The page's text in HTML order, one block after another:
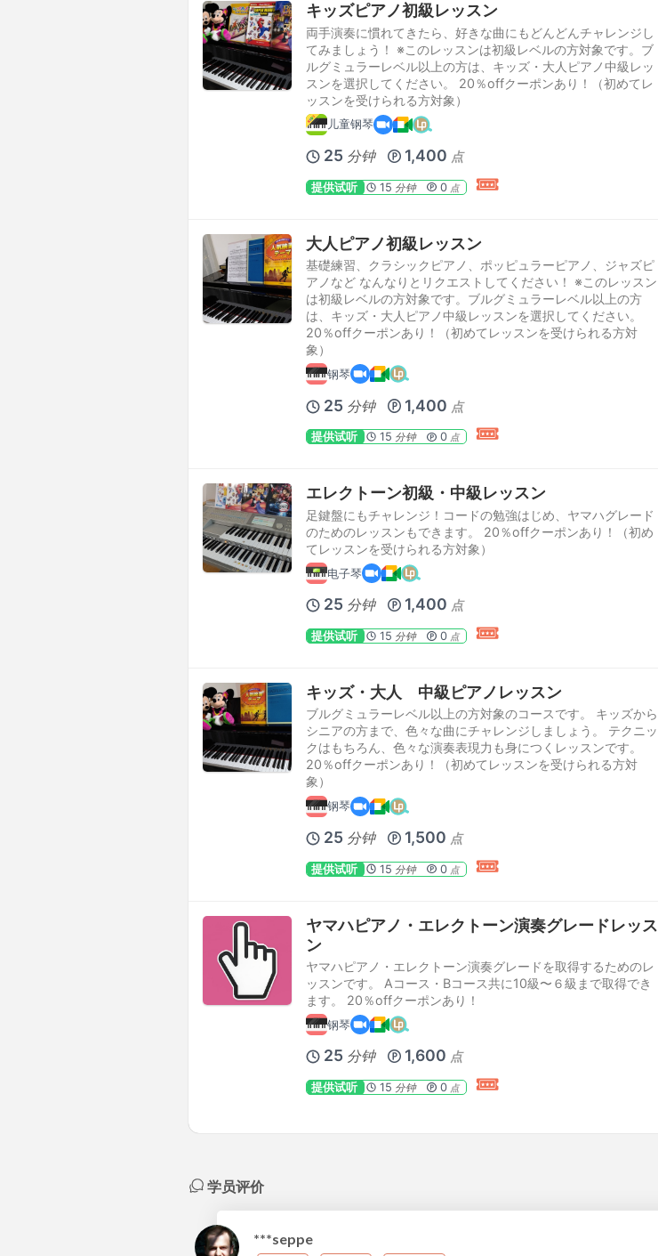
キッズピアノ初級レッスン
両手演奏に慣れてきたら、好きな曲にもどんどんチャレンジし
てみましょう！ ※このレッスンは初級レベルの方対象です。ブ
ルグミュラーレベル以上の方は、キッズ・大人ピアノ中級レッ
スンを選択してください。 20％offクーポンあり！（初めてレ
ッスンを受けられる方対象）
儿童钢琴
25 分钟 1,400 点
提供试听 15 分钟 0点
大人ピアノ初級レッスン
基礎練習、クラシックピアノ、ポッピュラーピアノ、ジャズピ
アノなど なんなりとリクエストしてください！ ※このレッスン
は初級レベルの方対象です。ブルグミュラーレベル以上の方
は、キッズ・大人ピアノ中級レッスンを選択してください。
20％offクーポンあり！（初めてレッスンを受けられる方対
象）
钢琴
25 分钟 1,400 点
提供试听 15 分钟 0点
エレクトーン初級・中級レッスン
足鍵盤にもチャレンジ！コードの勉強はじめ、ヤマハグレード
のためのレッスンもできます。 20％offクーポンあり！（初め
てレッスンを受けられる方対象）
电子琴
25 分钟 1,400 点
提供试听 15 分钟 0点
キッズ・大人 中級ピアノレッスン
ブルグミュラーレベル以上の方対象のコースです。 キッズから
シニアの方まで、色々な曲にチャレンジしましょう。 テクニッ
クはもちろん、色々な演奏表現力も身につくレッスンです。
20％offクーポンあり！（初めてレッスンを受けられる方対
象）
钢琴
25 分钟 1,500 点
提供试听 15 分钟 0点
ヤマハピアノ・エレクトーン演奏グレードレッス
ン
ヤマハピアノ・エレクトーン演奏グレードを取得するためのレ
ッスンです。 Aコース・Bコース共に10級〜６級まで取得でき
ます。 20％offクーポンあり！
钢琴
25 分钟 1,600 点
提供试听 15 分钟 0点
学员评价
***seppe